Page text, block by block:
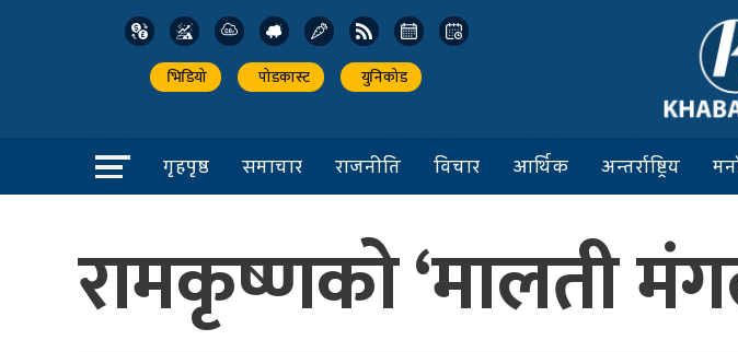
भिडियो पोडकास्ट युनिकोड
गृहपृष्ठ समाचार राजनीति विचार आर्थिक अन्तर्राष्ट्रिय
रामकृष्णको ‘मालती